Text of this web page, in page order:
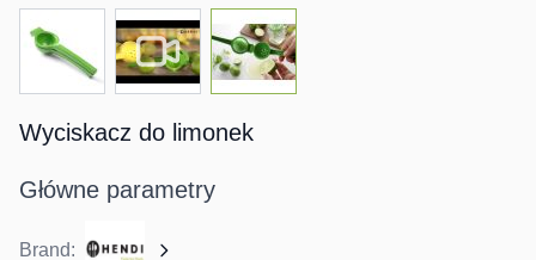
View larger imageView larger imageView larger image
Wyciskacz do limonek
Główne parametry
Brand: